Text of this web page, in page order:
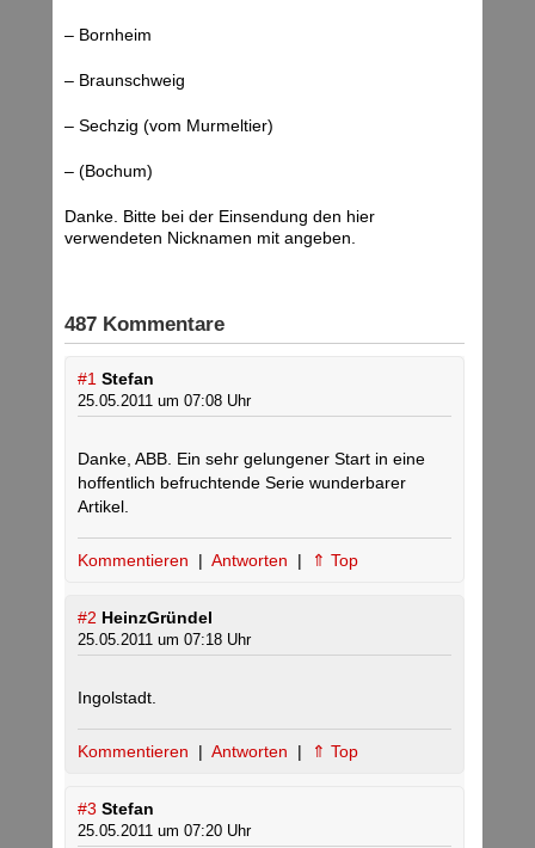
– Bornheim
– Braunschweig
– Sechzig (vom Murmeltier)
– (Bochum)
Danke. Bitte bei der Einsendung den hier
verwendeten Nicknamen mit angeben.
487 Kommentare
#1 Stefan
25.05.2011 um 07:08 Uhr
Danke, ABB. Ein sehr gelungener Start in eine
hoffentlich befruchtende Serie wunderbarer
Artikel.
Kommentieren | Antworten | ⇑ Top
#2 HeinzGründel
25.05.2011 um 07:18 Uhr
Ingolstadt.
Kommentieren | Antworten | ⇑ Top
#3 Stefan
25.05.2011 um 07:20 Uhr